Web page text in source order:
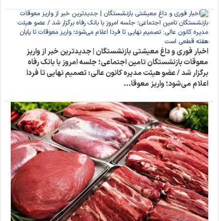
اخبار فوری و داغ معیشتی بازنشستگان | جدیدترین خبر از واریز
معوقات بازنشستگان تامین اجتماعی؛ جلسه امروز با بانک رفاه
برگزار شد / عضو هیئت مدیره کانون عالی: تصمیم نهایی تا فردا
اعلام می‌شود؛ واریز معوقا...